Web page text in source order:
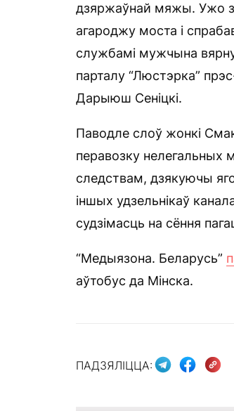
дзяржаўнай мяжы. Ужо
агароджу моста і
службамі мужчына
парталу “Люстэрка”
Дарыюш Сеніцкі.
Паводле слоў жонкі
перавозку нелегальных
следствам, дзякуючы
іншых удзельнікаў
судзімасць на сёння
“Медыязона. Беларусь”
аўтобус да Мінска.
ПАДЗЯЛІЦЦА: